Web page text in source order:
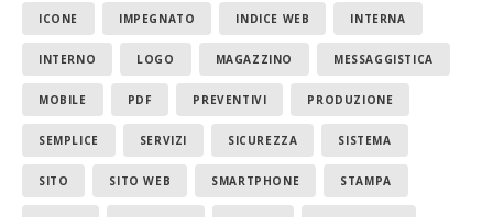
ICONE IMPEGNATO INDICE WEB INTERNA
INTERNO LOGO MAGAZZINO MESSAGGISTICA
MOBILE PDF PREVENTIVI PRODUZIONE
SEMPLICE SERVIZI SICUREZZA SISTEMA
SITO SITO WEB SMARTPHONE STAMPA